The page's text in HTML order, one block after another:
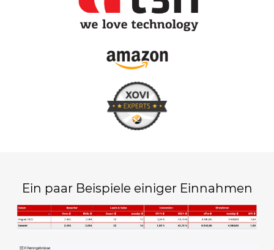
Ein paar Beispiele einiger Einnahmen